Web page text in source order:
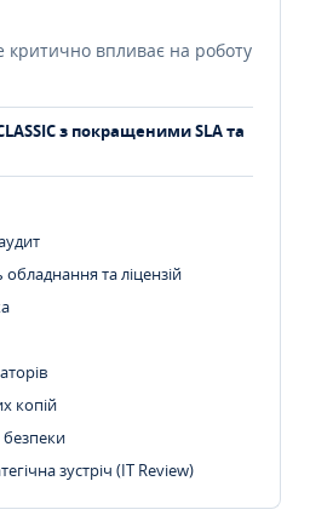
критично впливає на роботу
з покращеними SLA та
обладнання та ліцензій
копій
зустріч (IT Review)